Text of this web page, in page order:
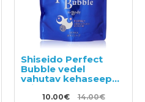
Shiseido Perfect
Bubble vedel
vahutav kehaseep
täitepakend 350ml
10.00€ 14.00€